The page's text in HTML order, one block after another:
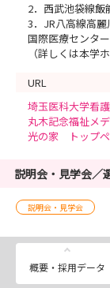
2．西武池袋線飯
3．JR八高線高
国際医療センタ
（詳しくは本学
URL
埼玉医科大学看
丸木記念福祉メ
光の家 トップ
説明会・見学会／
説明会・見学会
概要・採用データ